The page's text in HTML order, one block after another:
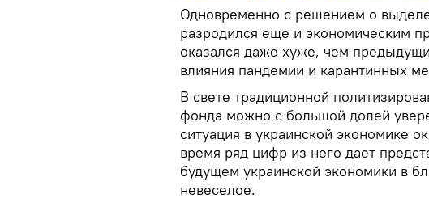
Одновременно с решением о
разродился еще и экономическим
оказался даже хуже, чем
влияния пандемии и карантинных
В свете традиционной
фонда можно с большой долей
ситуация в украинской экономике
время ряд цифр из него дает
будущем украинской экономики в
невеселое.